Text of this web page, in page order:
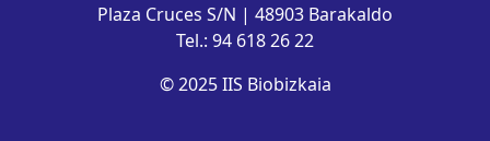
Plaza Cruces S/N | 48903 Barakaldo
Tel.: 94 618 26 22
© 2025 IIS Biobizkaia